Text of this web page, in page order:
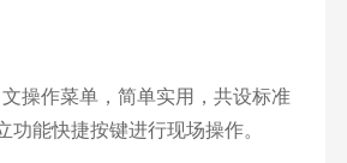
作菜单，简单实用，共设标准
功能快捷按键进行现场操作。